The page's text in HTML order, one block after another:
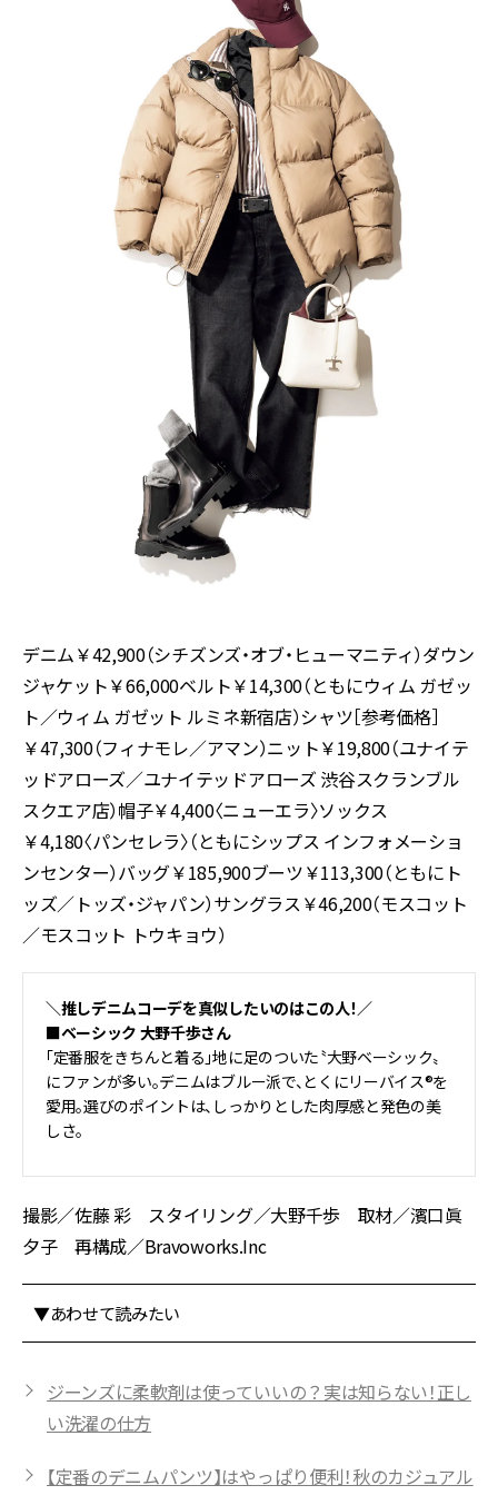
デニム￥42,900（シチズンズ・オブ・ヒューマニティ）ダウン
ジャケット￥66,000ベルト￥14,300（ともにウィム ガゼッ
ト／ウィム ガゼット ルミネ新宿店）シャツ［参考価格］
￥47,300（フィナモレ／アマン）ニット￥19,800（ユナイテ
ッドアローズ／ユナイテッドアローズ 渋谷スクランブル
スクエア店）帽子￥4,400〈ニューエラ〉ソックス
￥4,180〈パンセレラ〉（ともにシップス インフォメーショ
ンセンター）バッグ￥185,900ブーツ￥113,300（ともにト
ッズ／トッズ・ジャパン）サングラス￥46,200（モスコット
／モスコット トウキョウ）
＼推しデニムコーデを真似したいのはこの人！／
■ベーシック 大野千歩さん
「定番服をきちんと着る」地に足のついた〝大野ベーシック〟
にファンが多い。デニムはブルー派で、とくにリーバイス®を
愛用。選びのポイントは、しっかりとした肉厚感と発色の美
しさ。
撮影／佐藤 彩 スタイリング／大野千歩 取材／濱口眞
夕子 再構成／Bravoworks.Inc
▼あわせて読みたい
ジーンズに柔軟剤は使っていいの？実は知らない！正し
い洗濯の仕方
【定番のデニムパンツ】はやっぱり便利！秋のカジュアル